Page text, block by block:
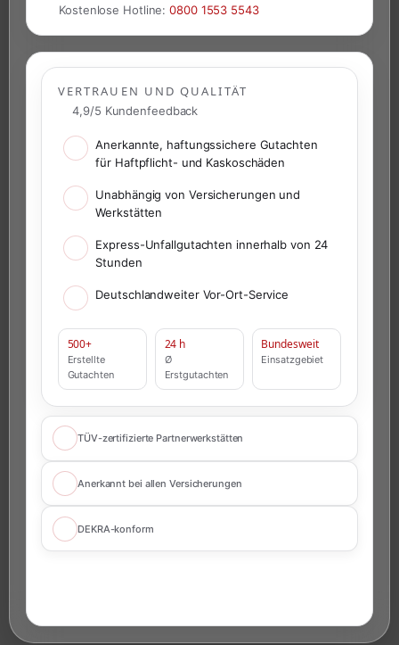
Kostenlose Hotline:0800 1553 5543
VERTRAUEN UND QUALITÄT
4,9/5 Kundenfeedback
Anerkannte, haftungssichere Gutachten
für Haftpflicht- und Kaskoschäden
Unabhängig von Versicherungen und
Werkstätten
Express-Unfallgutachten innerhalb von 24
Stunden
Deutschlandweiter Vor-Ort-Service
500+
Erstellte
Gutachten
24 h
Ø
Erstgutachten
Bundesweit
Einsatzgebiet
TÜV-zertifizierte Partnerwerkstätten
Anerkannt bei allen Versicherungen
DEKRA-konform